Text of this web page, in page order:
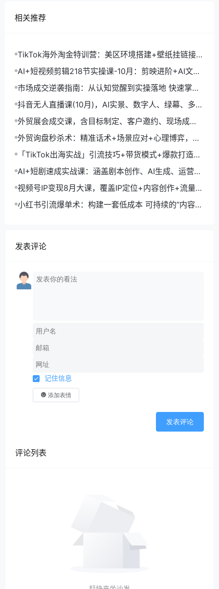
相关推荐
TikTok海外淘金特训营：美区环境搭建+壁纸挂链接
+剪映数字人，月入1.5万
AI+短视频剪辑218节实操课-10月：剪映进阶+AI文案
生成+账号运营，月入2万
市场成交逆袭指南：从认知觉醒到实操落地 快速掌握
市场开拓与成交核心能力
抖音无人直播课(10月)，AI实景、数字人、绿幕、多种
玩法、24小时自动盈利
外贸展会成交课，含目标制定、客户邀约、现场成
交，系统化SOP提升参展ROI
外贸询盘秒杀术：精准话术+场景应对+心理博弈，单
月询盘转化率提升200%
「TikTok出海实战」引流技巧+带货模式+爆款打造，
单月变现10万+秘籍
AI+短剧速成实战课：涵盖剧本创作、AI生成、运营变
现，单部剧收益破万
视频号IP变现8月大课，覆盖IP定位+内容创作+流量获
取+合规运营+商业转化
小红书引流爆单术：构建一套低成本 可持续的“内容-
发表评论
记住信息
添加表情
发表评论
评论列表